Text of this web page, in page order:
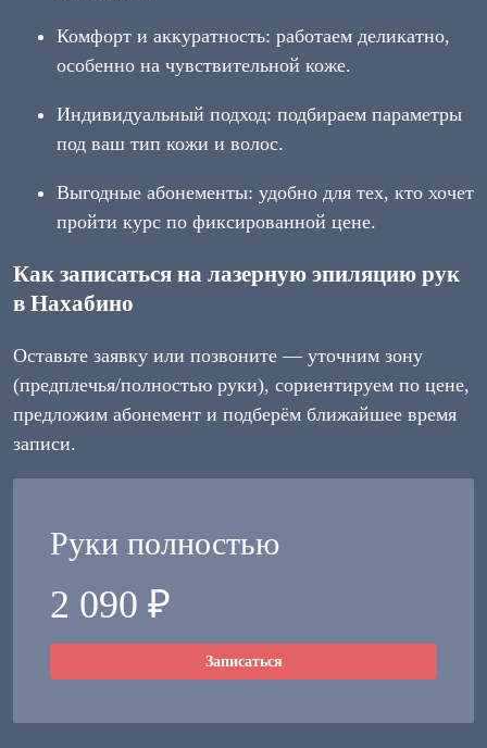
Комфорт и аккуратность: работаем деликатно,
особенно на чувствительной коже.
Индивидуальный подход: подбираем параметры
под ваш тип кожи и волос.
Выгодные абонементы: удобно для тех, кто хочет
пройти курс по фиксированной цене.
Как записаться на лазерную эпиляцию рук
в Нахабино
Оставьте заявку или позвоните — уточним зону
(предплечья/полностью руки), сориентируем по цене,
предложим абонемент и подберём ближайшее время
записи.
Руки полностью
2 090 ₽
Записаться